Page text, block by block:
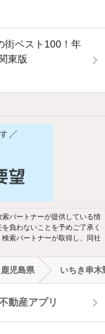
街ベスト100！年
東版
上
面台
ガス
ロック
パートナーが提供している情
負わないことを予めご了承く
索パートナーが取得し、同社
鹿児島県 いちき串木
動産アプリ